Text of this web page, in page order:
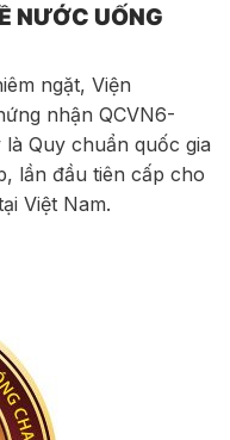
NƯỚC UỐNG
ngặt, Viện
nhận QCVN6-
Quy chuẩn quốc gia
lần đầu tiên cấp cho
Việt Nam.